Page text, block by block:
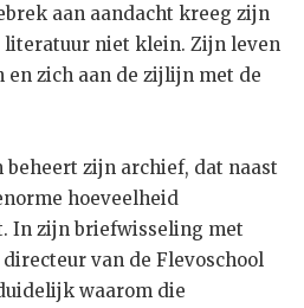
aan aandacht kreeg zijn
niet klein. Zijn leven
zich aan de zijlijn met de
zijn archief, dat naast
hoeveelheid
In zijn briefwisseling met
van de Flevoschool
waarom die